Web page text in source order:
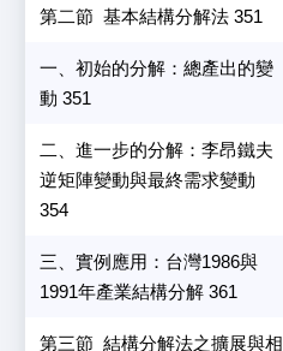
第二節 基本結構分解法 351
一、初始的分解：總產出的變
動 351
二、進一步的分解：李昂鐵夫
逆矩陣變動與最終需求變動
354
三、實例應用：台灣1986與
1991年產業結構分解 361
第三節 結構分解法之擴展與相